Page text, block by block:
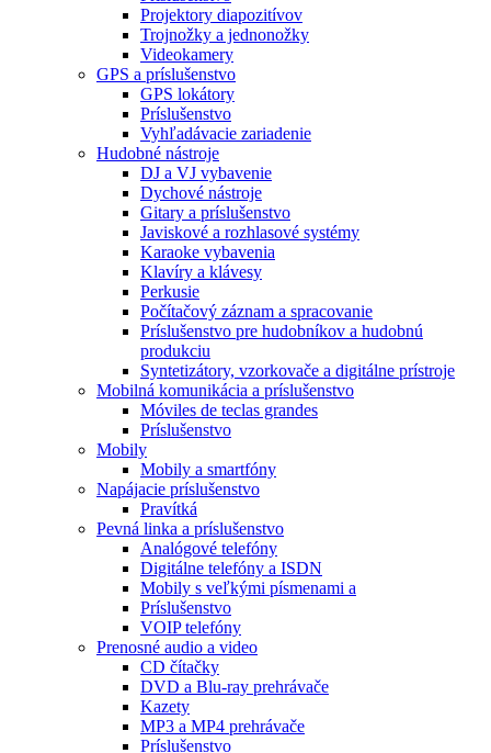
Projektory diapozitívov
Trojnožky a jednonožky
Videokamery
GPS a príslušenstvo
GPS lokátory
Príslušenstvo
Vyhľadávacie zariadenie
Hudobné nástroje
DJ a VJ vybavenie
Dychové nástroje
Gitary a príslušenstvo
Javiskové a rozhlasové systémy
Karaoke vybavenia
Klavíry a klávesy
Perkusie
Počítačový záznam a spracovanie
Príslušenstvo pre hudobníkov a hudobnú
produkciu
Syntetizátory, vzorkovače a digitálne prístroje
Mobilná komunikácia a príslušenstvo
Móviles de teclas grandes
Príslušenstvo
Mobily
Mobily a smartfóny
Napájacie príslušenstvo
Pravítká
Pevná linka a príslušenstvo
Analógové telefóny
Digitálne telefóny a ISDN
Mobily s veľkými písmenami a
Príslušenstvo
VOIP telefóny
Prenosné audio a video
CD čítačky
DVD a Blu-ray prehrávače
Kazety
MP3 a MP4 prehrávače
Príslušenstvo